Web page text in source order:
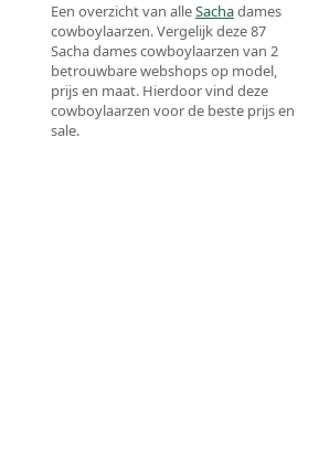
Een overzicht van alleSachadames
cowboylaarzen. Vergelijk deze 87
Sacha dames cowboylaarzen van 2
betrouwbare webshops op model,
prijs en maat. Hierdoor vind deze
cowboylaarzen voor de beste prijs en
sale.